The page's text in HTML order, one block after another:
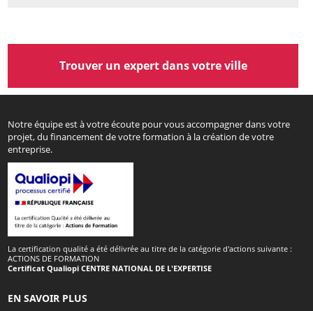
Trouver un expert dans votre ville
Notre équipe est à votre écoute pour vous accompagner dans votre
projet, du financement de votre formation à la création de votre
entreprise.
La certification qualité a été délivrée au titre de la catégorie d'actions suivante :
ACTIONS DE FORMATION
Certificat Qualiopi CENTRE NATIONAL DE L'EXPERTISE
EN SAVOIR PLUS